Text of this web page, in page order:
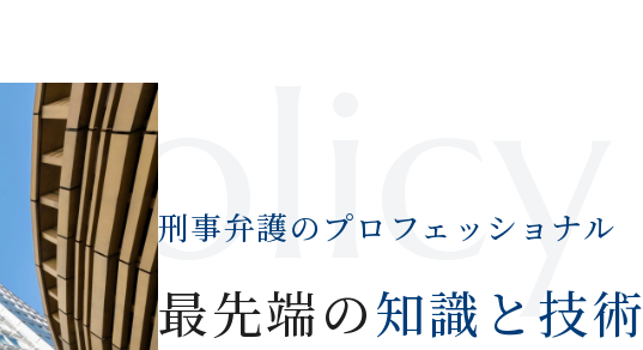
Policy
刑事弁護のプロフェッショナル
最先端の知識と技術